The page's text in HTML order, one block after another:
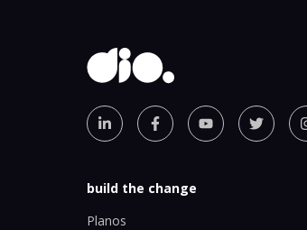
build the change
Planos